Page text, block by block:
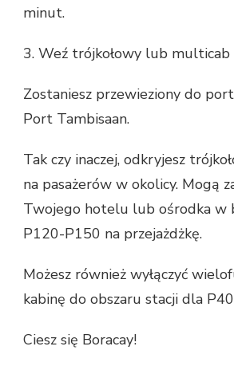
minut.
3. Weź trójkołowy lub
Zostaniesz przewieziony do
Port Tambisaan.
Tak czy inaczej, odkryjesz
na pasażerów w okolicy. Mogą
Twojego hotelu lub ośrodka w
P120-P150 na przejażdżkę.
Możesz również wyłączyć
kabinę do obszaru stacji dla
Ciesz się Boracay!